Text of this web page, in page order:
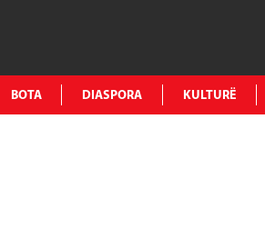
BOTA DIASPORA KULTURË